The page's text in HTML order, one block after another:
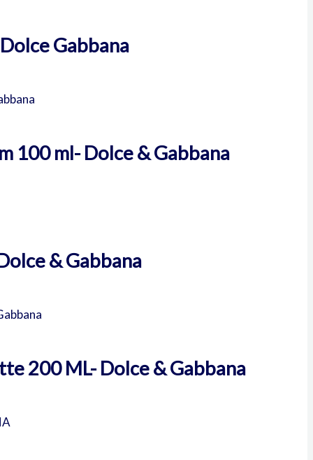
Gabbana
100 ml- Dolce & Gabbana
& Gabbana
200 ML- Dolce & Gabbana